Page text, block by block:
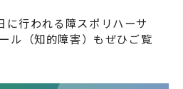
行われる障スポリハーサ
ル（知的障害）もぜひご覧